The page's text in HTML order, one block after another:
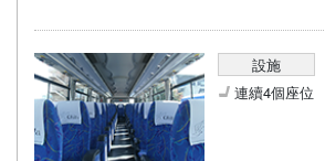
設施
連續4個座位